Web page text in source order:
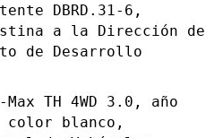
DBRD.31-6,
a la Dirección de
de Desarrollo
TH 4WD 3.0, año
color blanco,